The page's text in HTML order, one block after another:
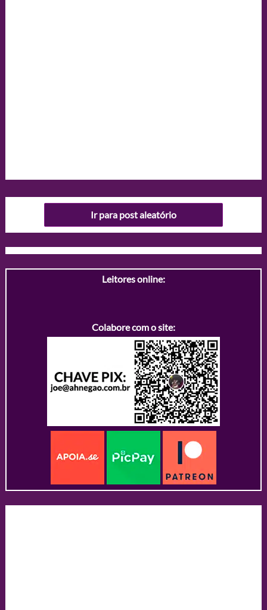
Ir para post aleatório
Leitores online:
Colabore com o site: